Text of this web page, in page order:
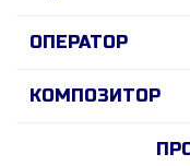
ОПЕРАТОР
КОМПОЗИТОР